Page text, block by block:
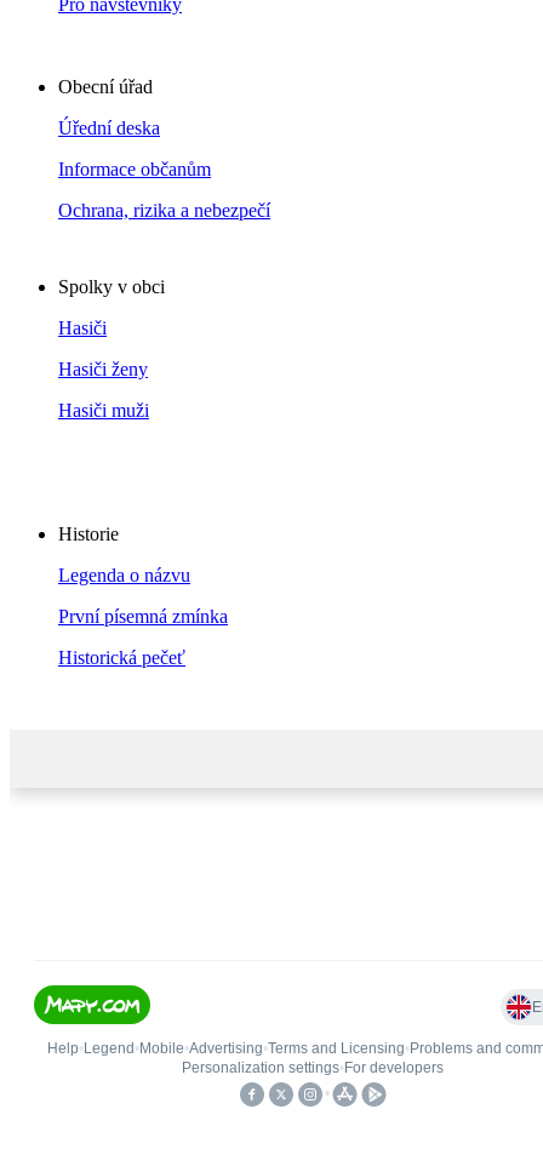
Obecní úřad
Úřední deska
Informace občanům
Ochrana, rizika a nebezpečí
Spolky v obci
Hasiči
Hasiči ženy
Hasiči muži
Historie
Legenda o názvu
První písemná zmínka
Historická pečeť